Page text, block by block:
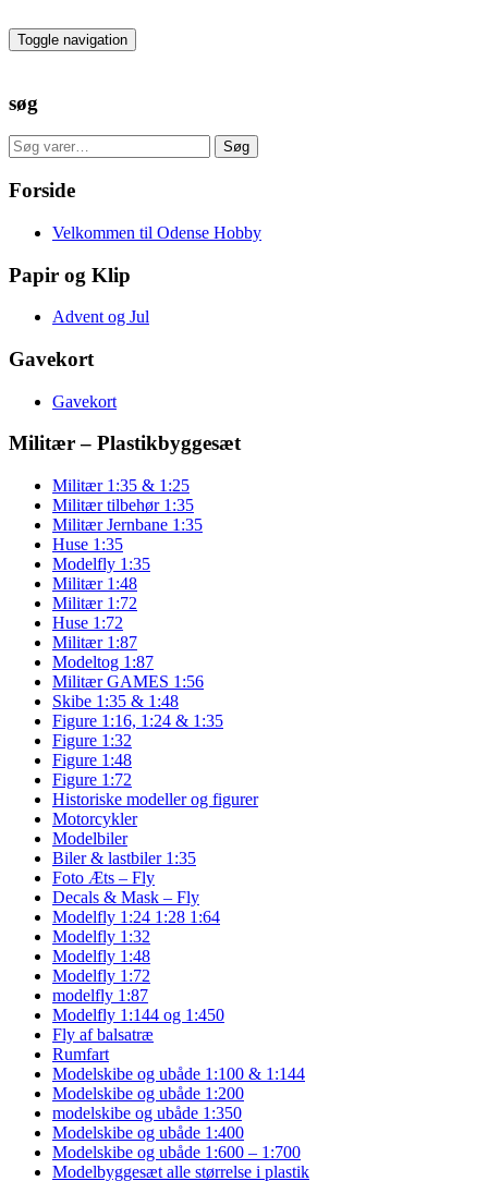
to
the
Toggle navigation
søg
Søg
efter:
Søg
Forside
Velkommen til Odense Hobby
Papir og Klip
Advent og Jul
Gavekort
Gavekort
Militær – Plastikbyggesæt
Militær 1:35 & 1:25
Militær tilbehør 1:35
Militær Jernbane 1:35
Huse 1:35
Modelfly 1:35
Militær 1:48
Militær 1:72
Huse 1:72
Militær 1:87
Modeltog 1:87
Militær GAMES 1:56
Skibe 1:35 & 1:48
Figure 1:16, 1:24 & 1:35
Figure 1:32
Figure 1:48
Figure 1:72
Historiske modeller og figurer
Motorcykler
Modelbiler
Biler & lastbiler 1:35
Foto Æts – Fly
Decals & Mask – Fly
Modelfly 1:24 1:28 1:64
Modelfly 1:32
Modelfly 1:48
Modelfly 1:72
modelfly 1:87
Modelfly 1:144 og 1:450
Fly af balsatræ
Rumfart
Modelskibe og ubåde 1:100 & 1:144
Modelskibe og ubåde 1:200
modelskibe og ubåde 1:350
Modelskibe og ubåde 1:400
Modelskibe og ubåde 1:600 – 1:700
Modelbyggesæt alle størrelse i plastik